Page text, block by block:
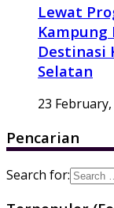
Lewat
Kampung
Destinasi
Selatan
23 February,
Pencarian
Search for: